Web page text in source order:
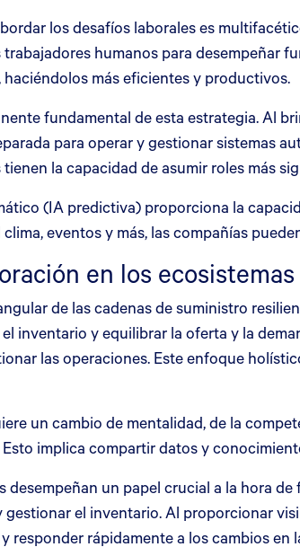
los desafíos laborales es
humanos para desempeñar
más eficientes y productivos.
fundamental de esta estrategia. Al
para operar y gestionar sistemas
la capacidad de asumir roles más
(IA predictiva) proporciona la
eventos y más, las compañías
en los ecosistemas
de las cadenas de suministro
inventario y equilibrar la oferta y la
las operaciones. Este enfoque
un cambio de mentalidad, de la
implica compartir datos y
desempeñan un papel crucial a la hora
el inventario. Al proporcionar
responder rápidamente a los cambios en